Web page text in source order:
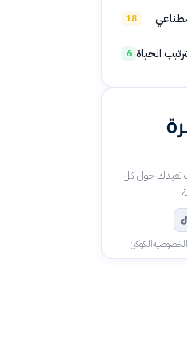
18
الحياة 6
تفيدك حول كل
الخصوصيةالكوكيز